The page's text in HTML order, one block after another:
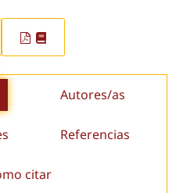
Autores/as
Referencias
citar